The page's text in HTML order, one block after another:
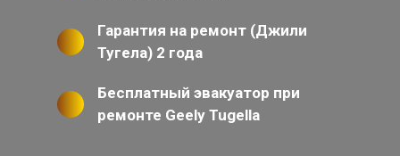
Гарантия на ремонт (Джили
Тугела) 2 года
Бесплатный эвакуатор при
ремонте Geely Tugella